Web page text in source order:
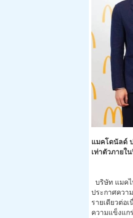
แมคโดนัลด์
เท่าตัวภายใ
บริษัท แมคไ
ประกาศควา
รายเดียวต่อ
ความแข็งแกร่